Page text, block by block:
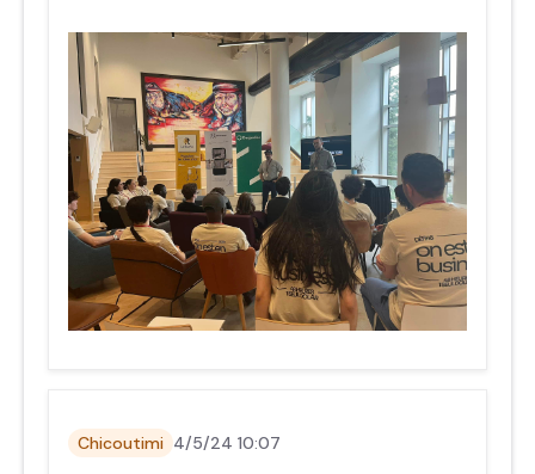
Chicoutimi 4/5/24 10:07